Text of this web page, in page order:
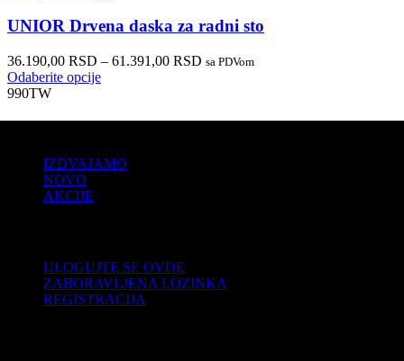
UNIOR Drvena daska za radni sto
36.190,00 RSD – 61.391,00 RSD sa PDVom
Odaberite opcije
990TW
IZDVAJAMO
NOVO
AKCIJE
ULOGUJTE SE OVDE
ZABORAVLJENA LOZINKA
REGISTRACIJA